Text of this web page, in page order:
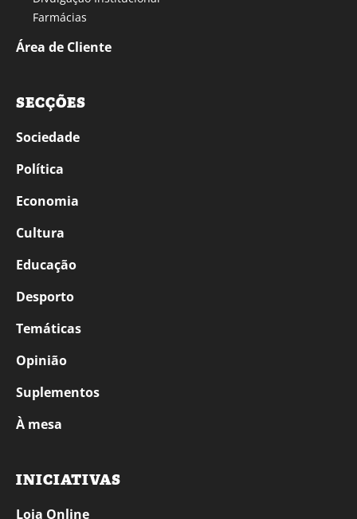
Farmácias
Área de Cliente
SECÇÕES
Sociedade
Política
Economia
Cultura
Educação
Desporto
Temáticas
Opinião
Suplementos
À mesa
INICIATIVAS
Loja Online